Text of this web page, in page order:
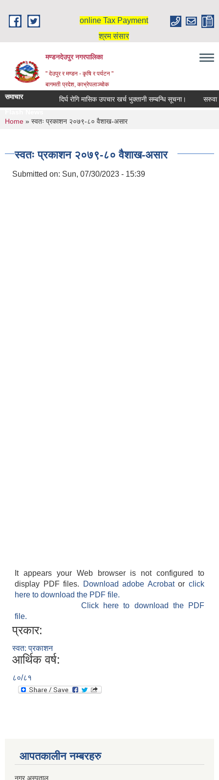
online Tax Payment
श्रम संसार
मण्डनदेउपुर नगरपालिका
" देउपुर र मण्डन - कृषि र पर्यटन "
बागमती प्रदेश, काभ्रेपलाञ्चोक
समाचार दिर्घ रोगि मासिक उपचार खर्च भुक्तानी सम्बन्धि सूचना।
सरुवा
You are here
Home » स्वतः प्रकाशन २०७९-८० वैशाख-असार
स्वतः प्रकाशन २०७९-८० वैशाख-असार
Submitted on: Sun, 07/30/2023 - 15:39
It appears your Web browser is not configured to
display PDF files.
Download adobe Acrobatorclick
here to download the PDF file.
Click here to download the PDF
file.
प्रकार:
स्वत: प्रकाशन
आर्थिक वर्ष:
८०/८१
आपतकालीन नम्बरहरु
नगर अस्पताल